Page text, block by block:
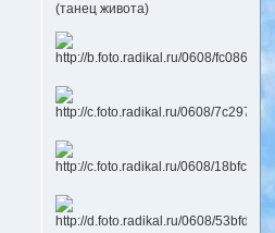
(танец живота)